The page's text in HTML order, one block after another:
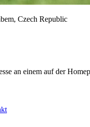
an einem auf der